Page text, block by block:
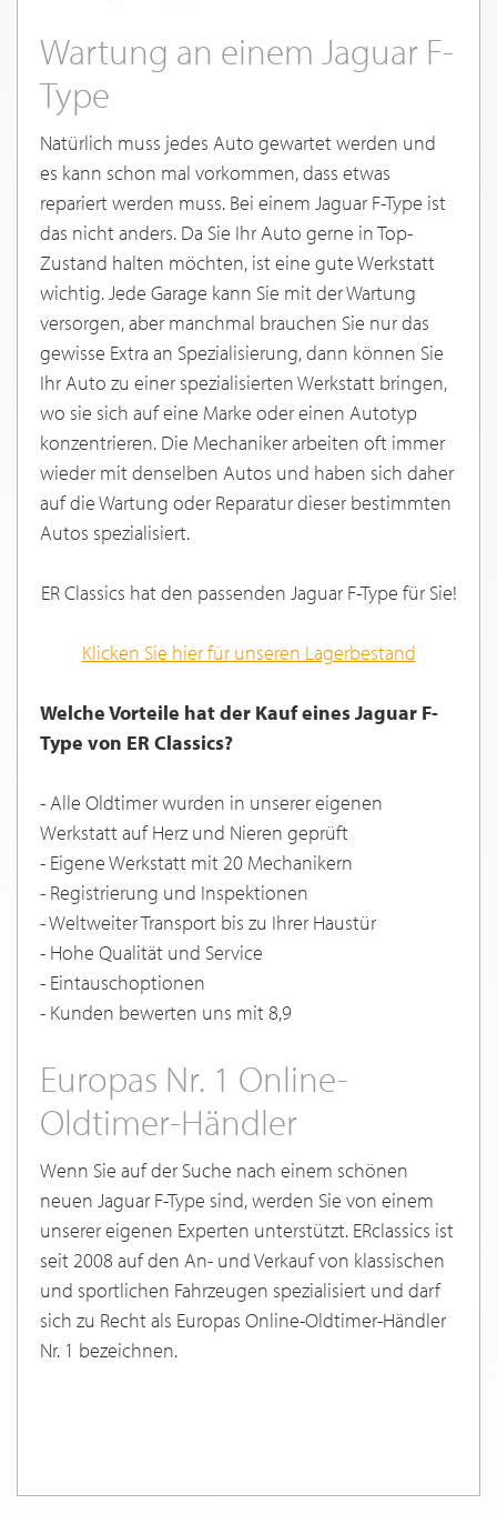
Wartung an einem Jaguar F-
Type
Natürlich muss jedes Auto gewartet werden und
es kann schon mal vorkommen, dass etwas
repariert werden muss. Bei einem Jaguar F-Type ist
das nicht anders. Da Sie Ihr Auto gerne in Top-
Zustand halten möchten, ist eine gute Werkstatt
wichtig. Jede Garage kann Sie mit der Wartung
versorgen, aber manchmal brauchen Sie nur das
gewisse Extra an Spezialisierung, dann können Sie
Ihr Auto zu einer spezialisierten Werkstatt bringen,
wo sie sich auf eine Marke oder einen Autotyp
konzentrieren. Die Mechaniker arbeiten oft immer
wieder mit denselben Autos und haben sich daher
auf die Wartung oder Reparatur dieser bestimmten
Autos spezialisiert.
ER Classics hat den passenden Jaguar F-Type für Sie!
Klicken Sie hier für unseren Lagerbestand
Welche Vorteile hat der Kauf einesJaguar F-
Type von ER Classics?
- Alle Oldtimer wurden in unserer eigenen
Werkstatt auf Herz und Nieren geprüft
- Eigene Werkstatt mit 20 Mechanikern
- Registrierung und Inspektionen
- Weltweiter Transport bis zu Ihrer Haustür
- Hohe Qualität und Service
- Eintauschoptionen
- Kunden bewerten uns mit 8,9
Europas Nr. 1 Online-
Oldtimer-Händler
Wenn Sie auf der Suche nach einem schönen
neuen Jaguar F-Type sind, werden Sie von einem
unserer eigenen Experten unterstützt. ERclassics ist
seit 2008 auf den An- und Verkauf von klassischen
und sportlichen Fahrzeugen spezialisiert und darf
sich zu Recht als Europas Online-Oldtimer-Händler
Nr. 1 bezeichnen.